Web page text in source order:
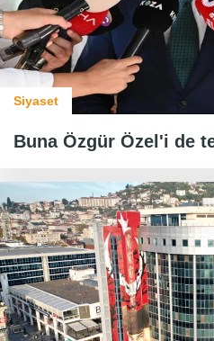
Siyaset
Buna Özgür Özel'i de